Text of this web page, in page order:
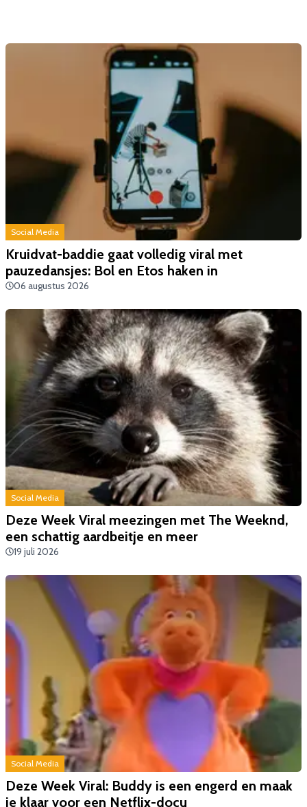
Social Media
Kruidvat-baddie gaat volledig viral met
pauzedansjes: Bol en Etos haken in
06 augustus 2026
Social Media
Deze Week Viral meezingen met The Weeknd,
een schattig aardbeitje en meer
19 juli 2026
Social Media
Deze Week Viral: Buddy is een engerd en maak
je klaar voor een Netflix-docu